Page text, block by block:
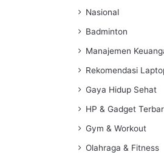
Nasional
Badminton
Manajemen
Rekomendasi
Gaya Hidup Sehat
HP & Gadget
Gym & Workout
Olahraga & Fitness